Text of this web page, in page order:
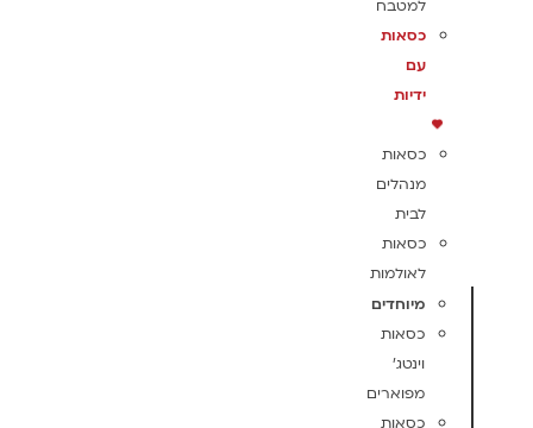
למטבח
כסאות
עם
ידיות
כסאות
מנהלים
לבית
כסאות
לאולמות
מיוחדים
כסאות
וינטג'
מפוארים
כסאות